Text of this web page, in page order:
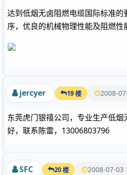
达到低烟无卤阻燃电缆国际标准的
序，优良的机械物理性能及阻燃性
jercyer 19 楼 2008-
东莞虎门银禧公司，专业生产低
好，联系陈雷，13006803796
SFC 20 楼 2008-07-03